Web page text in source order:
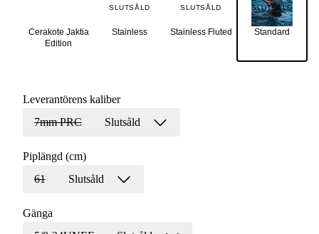
Cerakote Jaktia
Edition
Stainless
SLUTSÅLD
Stainless Fluted
SLUTSÅLD
Standard
SLUTSÅLD
Leverantörens kaliber
7mm PRC
Slutsåld
Piplängd (cm)
61
Slutsåld
Gänga